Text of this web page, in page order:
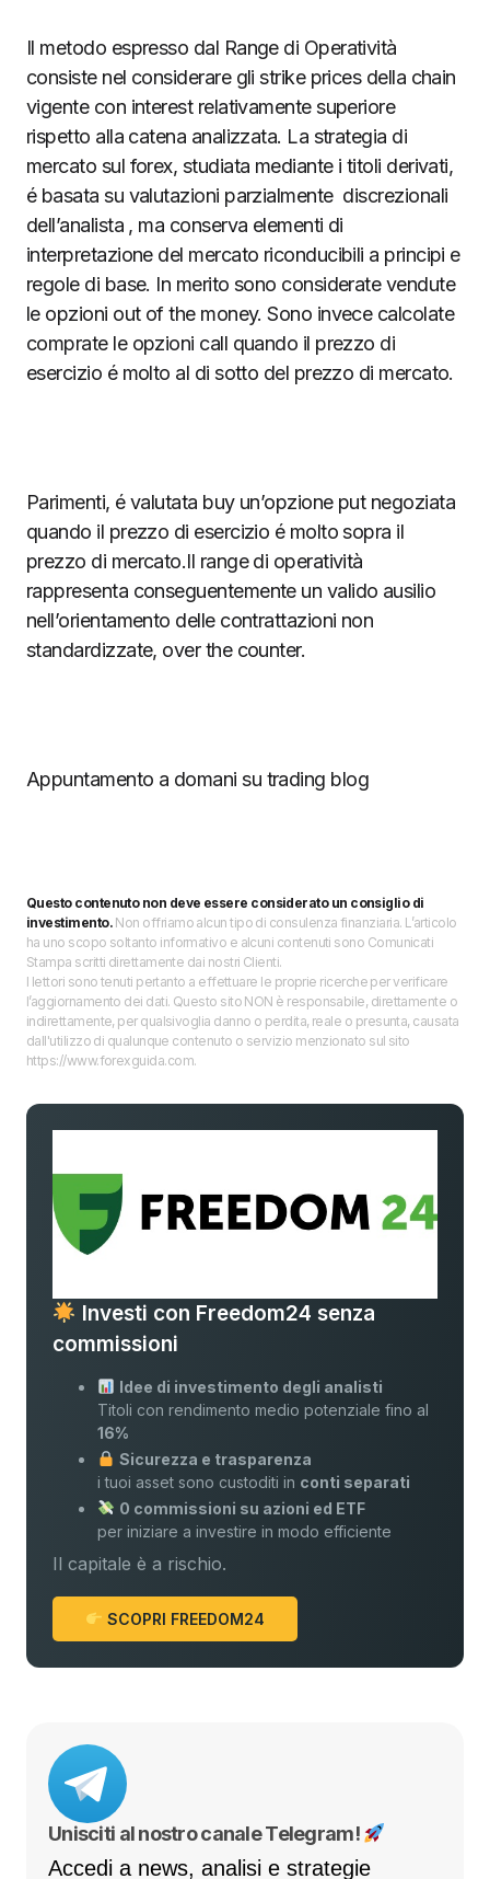
Il metodo espresso dal Range di Operatività
consiste nel considerare gli strike prices della chain
vigente con interest relativamente superiore
rispetto alla catena analizzata. La strategia di
mercato sul forex, studiata mediante i titoli derivati,
é basata su valutazioni parzialmente discrezionali
dell’analista , ma conserva elementi di
interpretazione del mercato riconducibili a principi e
regole di base. In merito sono considerate vendute
le opzioni out of the money. Sono invece calcolate
comprate le opzioni call quando il prezzo di
esercizio é molto al di sotto del prezzo di mercato.
Parimenti, é valutata buy un’opzione put negoziata
quando il prezzo di esercizio é molto sopra il
prezzo di mercato.Il range di operatività
rappresenta conseguentemente un valido ausilio
nell’orientamento delle contrattazioni non
standardizzate, over the counter.
Appuntamento a domani su trading blog
Questo contenuto non deve essere considerato un consiglio di
investimento.Non offriamo alcun tipo di consulenza finanziaria. L’articolo
ha uno scopo soltanto informativo e alcuni contenuti sono Comunicati
Stampa scritti direttamente dai nostri Clienti.
I lettori sono tenuti pertanto a effettuare le proprie ricerche per verificare
l’aggiornamento dei dati. Questo sito NON è responsabile, direttamente o
indirettamente, per qualsivoglia danno o perdita, reale o presunta, causata
dall'utilizzo di qualunque contenuto o servizio menzionato sul sito
https://www.forexguida.com.
Investi con Freedom24 senza
commissioni
Idee di investimento degli analisti
Titoli con rendimento medio potenziale fino al
16%
Sicurezza e trasparenza
i tuoi asset sono custoditi in conti separati
0 commissioni su azioni ed ETF
per iniziare a investire in modo efficiente
Il capitale è a rischio.
SCOPRI FREEDOM24
Unisciti al nostro canale Telegram!
Accedi a news, analisi e strategie